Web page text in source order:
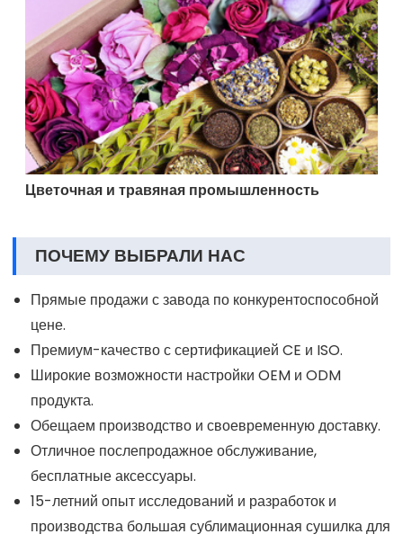
Цветочная и травяная промышленность
ПОЧЕМУ ВЫБРАЛИ НАС
Прямые продажи с завода по конкурентоспособной
цене.
Премиум-качество с сертификацией CE и ISO.
Широкие возможности настройки OEM и ODM
продукта.
Обещаем производство и своевременную доставку.
Отличное послепродажное обслуживание,
бесплатные аксессуары.
15-летний опыт исследований и разработок и
производства большая сублимационная сушилка для